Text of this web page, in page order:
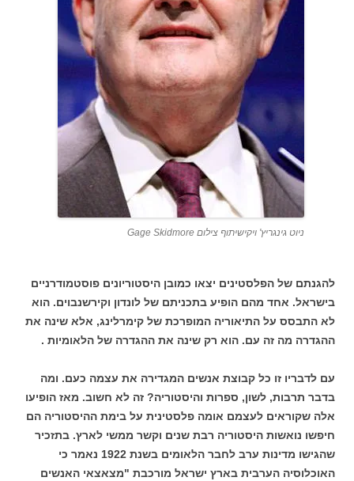
ניוט גינגריץ' ויקישיתוף צילום Gage Skidmore
להגנתם של הפלסטינים יצאו כמובן היסטוריונים פוסטמודרניים
בישראל. אחד מהם הופיע בתכניתם של לונדון וקירשנבוים. הוא
לא התבסס על התיאוריה המופרכת של קימרלינג, אלא שינה את
ההגדרה מה זה עם. הוא רק שינה את ההגדרה של הלאומיות .
עם לדבריו זו כל קבוצת אנשים המגדירה את עצמה כעם. ומה
בדבר תרבות, לשון, ספרות והיסטוריה? זה לא חשוב. מאז הופיעו
אלה שקוראים לעצמם אומה פלסטינית על בימת ההיסטוריה הם
חיפשו נואשות היסטוריה רבת שנים וקשר ממשי לארץ. בתזכיר
שהגישו מדינות ערב לחבר הלאומים בשנת 1922 נאמר כי
האוכלוסיה הערבית בארץ ישראל מורכבת "מצאצאי האנשים